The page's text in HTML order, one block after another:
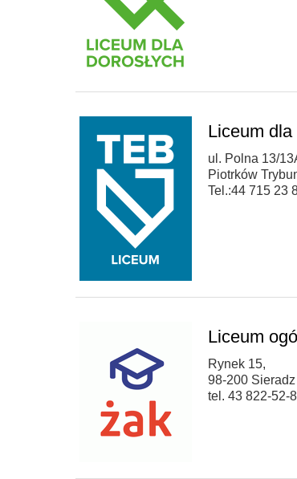
Liceum
ul. Polna 13/
Piotrków
Tel.:44 715 23
Liceum
Rynek 15,
98-200 Sieradz
tel. 43 822-52-